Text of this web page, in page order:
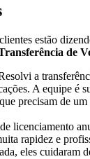
estão
de
a
A equipe é
precisam de
licenciamento
rapidez e
eles cuidaram